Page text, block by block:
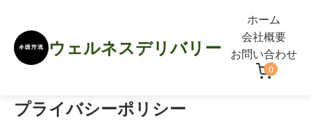
ウェルネスデリバリー
ホーム
会社概要
お問い合わせ
0
プライバシーポリシー